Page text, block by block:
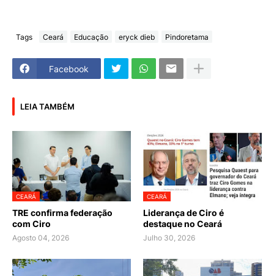
Tags Ceará Educação eryck dieb Pindoretama
Facebook
LEIA TAMBÉM
CEARÁ
TRE confirma federação
com Ciro
Agosto 04, 2026
CEARÁ
Liderança de Ciro é
destaque no Ceará
Julho 30, 2026